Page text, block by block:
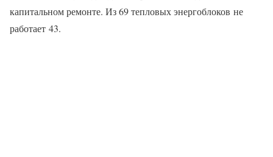
капитальном ремонте. Из 69 тепловых энергоблоков не
работает 43.